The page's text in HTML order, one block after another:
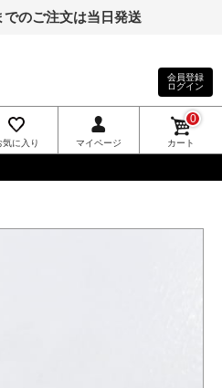
のご注文は当日発送
会員登録
ログイン
気に入り マイページ カート
0